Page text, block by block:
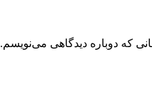
که دوباره دیدگاهی می‌نویسم.